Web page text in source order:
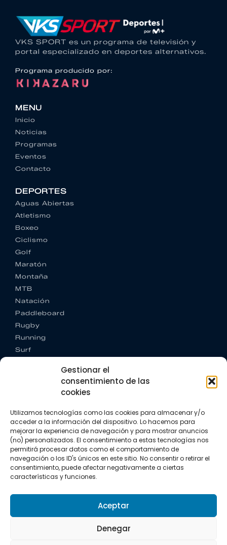
Gestionar el
consentimiento de las
cookies
Utilizamos tecnologías como las cookies para almacenar y/o
acceder a la información del dispositivo. Lo hacemos para
mejorar la experiencia de navegación y para mostrar anuncios
(no) personalizados. El consentimiento a estas tecnologías nos
permitirá procesar datos como el comportamiento de
navegación o los ID's únicos en este sitio. No consentir o retirar el
consentimiento, puede afectar negativamente a ciertas
características y funciones.
Aceptar
Denegar
VKS SPORT es un programa de televisión y
portal especializado en deportes alternativos.
Programa producido por:
MENU
Inicio
Noticias
Programas
Eventos
Contacto
DEPORTES
Aguas Abiertas
Atletismo
Boxeo
Ciclismo
Golf
Maratón
Montaña
MTB
Natación
Paddleboard
Rugby
Running
Surf
CONTACTO
+34 662 342 177
info@vkssport.com
SÍGUENOS
Política de privacidad
Política de cookies